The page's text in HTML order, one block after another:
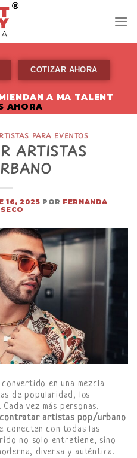
COTIZAR AHORA
A MA TALENT
AHORA
PARA EVENTOS
ARTISTAS
16, 2025 POR FERNANDA
en una mezcla
de popularidad, los
vez más personas,
contratar artistas pop/urbano
conecten con todas las
no solo entretiene, sino
diversa y auténtica.